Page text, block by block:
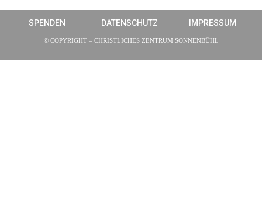
SPENDEN DATENSCHUTZ IMPRESSUM
© COPYRIGHT – CHRISTLICHES ZENTRUM SONNENBÜHL